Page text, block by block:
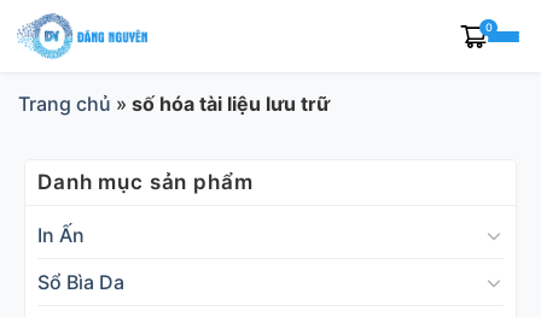
Skip
to
0
Trang chủ » số hóa tài liệu lưu trữ
Danh mục sản phẩm
In Ấn
Sổ Bìa Da